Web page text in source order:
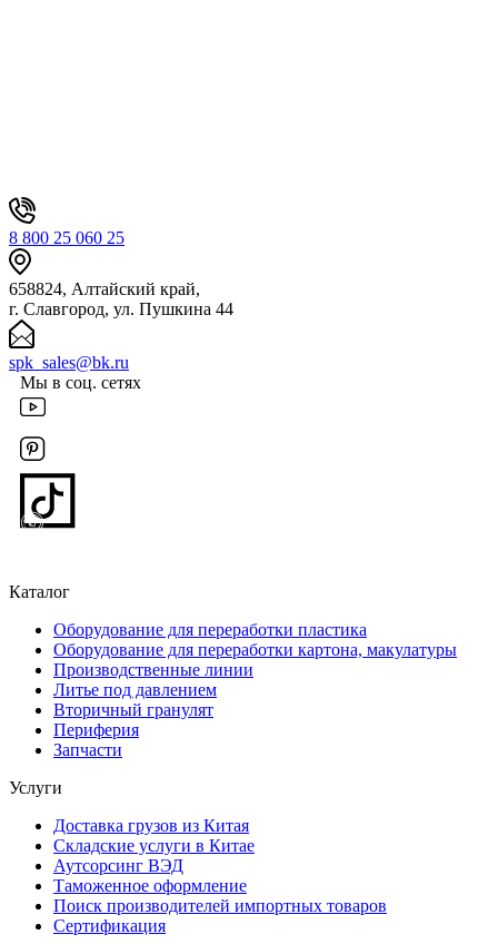
8 800 25 060 25
658824, Алтайский край,
г. Славгород, ул. Пушкина 44
spk_sales@bk.ru
Мы в соц. сетях
Каталог
Оборудование для переработки пластика
Оборудование для переработки картона, макулатуры
Производственные линии
Литье под давлением
Вторичный гранулят
Периферия
Запчасти
Услуги
Доставка грузов из Китая
Складские услуги в Китае
Аутсорсинг ВЭД
Таможенное оформление
Поиск производителей импортных товаров
Сертификация